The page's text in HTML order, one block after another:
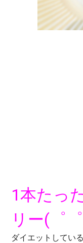
1本たっ
リー(゜
ダイエットしてい